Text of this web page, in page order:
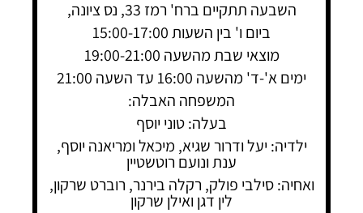
השבעה תתקיים ברח' רמז 33, נס ציונה,
ביום ו' בין השעות 15:00-17:00
מוצאי שבת מהשעה 19:00-21:00
ימים א'-ד' מהשעה 16:00 עד השעה 21:00
המשפחה האבלה:
בעלה: טוני יוסף
ילדיה: יעל ודרור שגיא, מיכאל ומריאנה יוסף,
ענת ונועם רוטשטיין
ואחיה: סילבי פולק, רקלה בירנר, רוברט שרקון,
לין דגן ואילן שרקון